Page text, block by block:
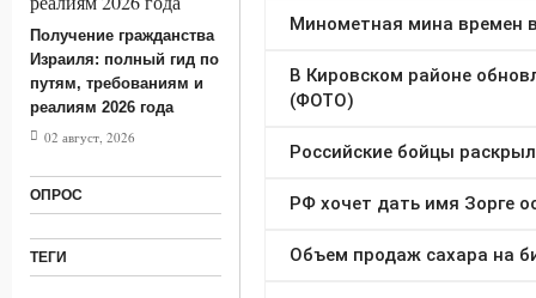
Получение гражданства
Израиля: полный гид по
путям, требованиям и
реалиям 2026 года
02 август, 2026
ОПРОС
ТЕГИ